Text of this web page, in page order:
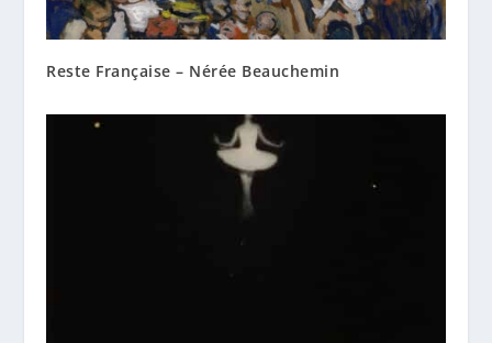
Reste Française – Nérée Beauchemin